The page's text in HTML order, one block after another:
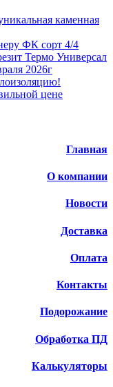
каменная
ФК сорт 4/4
Термо Универсал
2026г
цене
Главная
О компании
Новости
Доставка
Оплата
Контакты
Подорожание
Обработка ПД
Калькуляторы